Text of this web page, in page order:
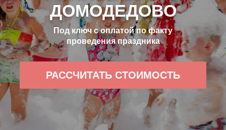
ДОМОДЕДОВО
Под ключ с оплатой по факту
проведения праздника
РАССЧИТАТЬ СТОИМОСТЬ